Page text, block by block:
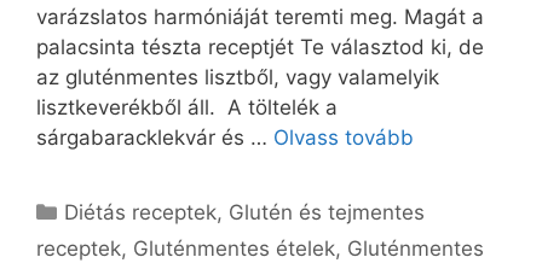
varázslatos harmóniáját teremti meg. Magát a
palacsinta tészta receptjét Te választod ki, de
az gluténmentes lisztből, vagy valamelyik
lisztkeverékből áll. A töltelék a
sárgabaracklekvár és … Olvass tovább
Kategória
Diétás receptek, Glutén és tejmentes
receptek, Gluténmentes ételek, Gluténmentes